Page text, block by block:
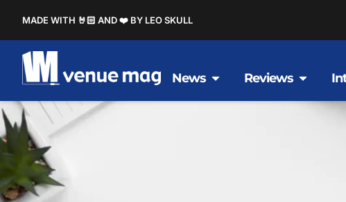
MADE WITH 🤘🏻 AND ❤️ BY LEO SKULL
News Reviews